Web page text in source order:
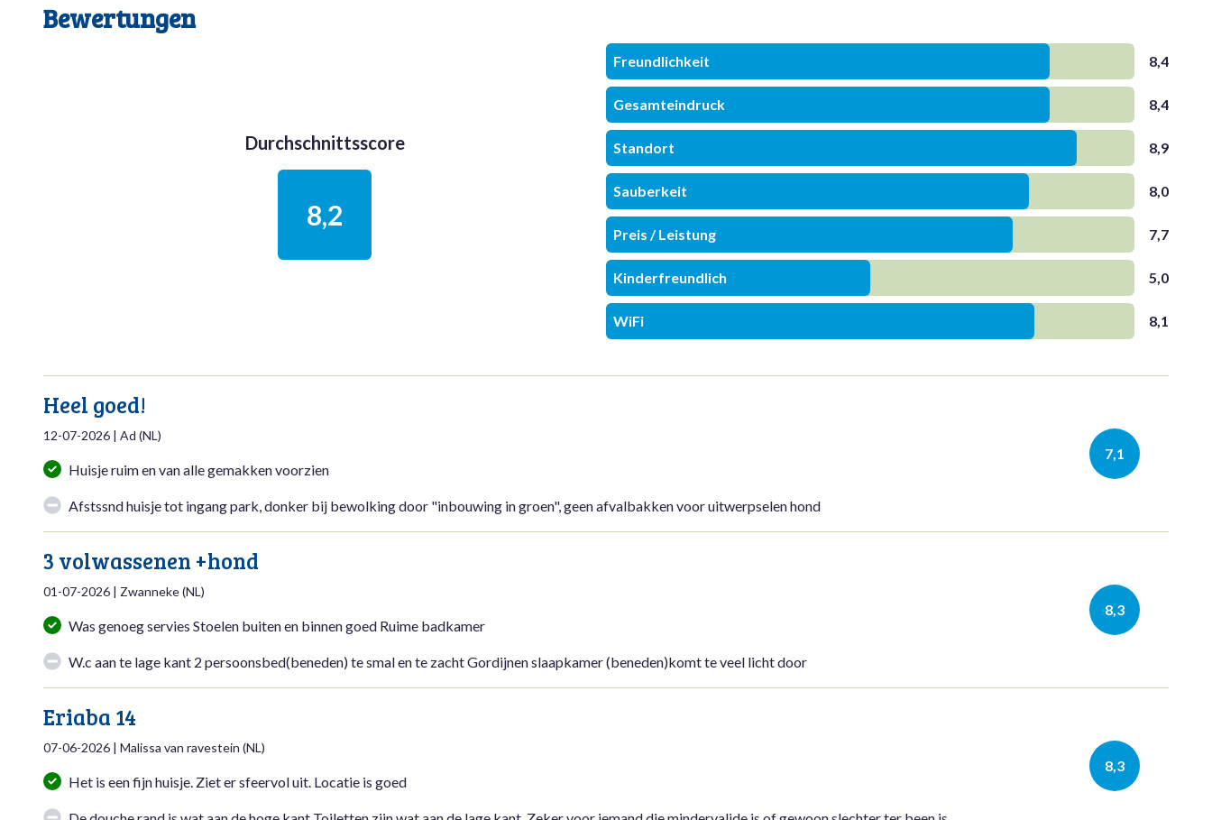
Bewertungen
Durchschnittsscore
8,2
Freundlichkeit 8,4
Gesamteindruck 8,4
Standort 8,9
Sauberkeit 8,0
Preis / Leistung 7,7
Kinderfreundlich 5,0
WiFi 8,1
Heel goed!
12-07-2026 | Ad (NL)
7,1
Huisje ruim en van alle gemakken voorzien
Afstssnd huisje tot ingang park, donker bij bewolking door "inbouwing in groen", geen afvalbakken voor uitwerpselen hond
3 volwassenen +hond
01-07-2026 | Zwanneke(NL)
8,3
Was genoeg servies Stoelen buiten en binnen goed Ruime badkamer
W.c aan te lage kant 2 persoonsbed(beneden) te smal en te zacht Gordijnen slaapkamer (beneden)komt te veel licht door
Eriaba 14
07-06-2026 | Malissa van ravestein (NL)
8,3
Het is een fijn huisje. Ziet er sfeervol uit. Locatie is goed